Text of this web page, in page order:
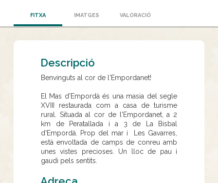
FITXA IMATGES VALORACIÓ
Descripció
Benvinguts al cor de l'Empordanet!
El Mas d'Empordà és una masia del segle
XVIII restaurada com a casa de turisme
rural. Situada al cor de l'Empordanet, a 2
km de Peratallada i a 3 de La Bisbal
d'Empordà. Prop del mar i Les Gavarres,
està envoltada de camps de conreu amb
unes vistes precioses. Un lloc de pau i
gaudi pels sentits.